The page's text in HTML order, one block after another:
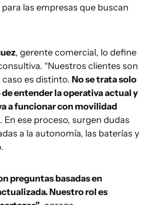
las empresas que buscan
, gerente comercial, lo define
“Nuestros clientes son
es distinto. No se trata solo
entender la operativa actual y
a funcionar con movilidad
En ese proceso, surgen dudas
a la autonomía, las baterías y
preguntas basadas en
Nuestro rol es